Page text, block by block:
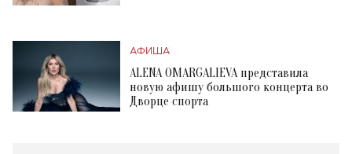
АФИША
ALENA OMARGALIEVA представила
новую афишу большого концерта во
Дворце спорта